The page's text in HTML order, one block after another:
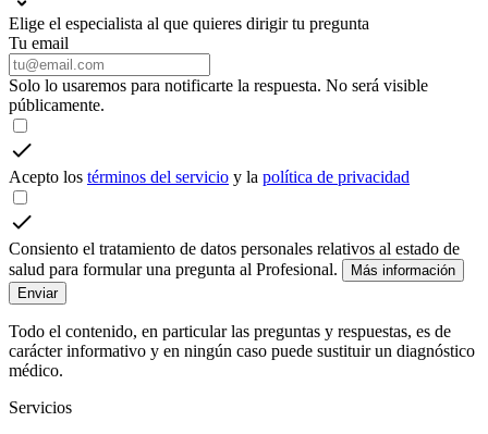
Elige el especialista al que quieres dirigir tu pregunta
Tu email
Solo lo usaremos para notificarte la respuesta. No será visible
públicamente.
Acepto los términos del servicio y la política de privacidad
Consiento el tratamiento de datos personales relativos al estado de
salud para formular una pregunta al Profesional.
Más información
Enviar
Todo el contenido, en particular las preguntas y respuestas, es de
carácter informativo y en ningún caso puede sustituir un diagnóstico
médico.
Servicios